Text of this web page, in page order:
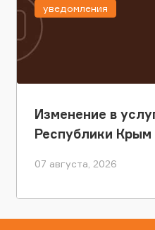
Изменение в
Республики Крым
07 августа, 2026
уведомления